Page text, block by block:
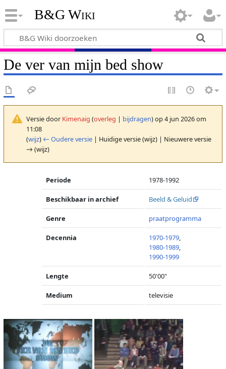
B&G Wiki
De ver van mijn bed show
Versie door Kimenaig (overleg | bijdragen)op 4 jun 2026 om
11:08
(wijz) ← Oudere versie| Huidige versie (wijz) | Nieuwere versie
→ (wijz)
Periode 1978-1992
Beschikbaar in archief Beeld & Geluid
Genre praatprogramma
Decennia 1970-1979,
1980-1989,
1990-1999
Lengte 50'00"
Medium televisie